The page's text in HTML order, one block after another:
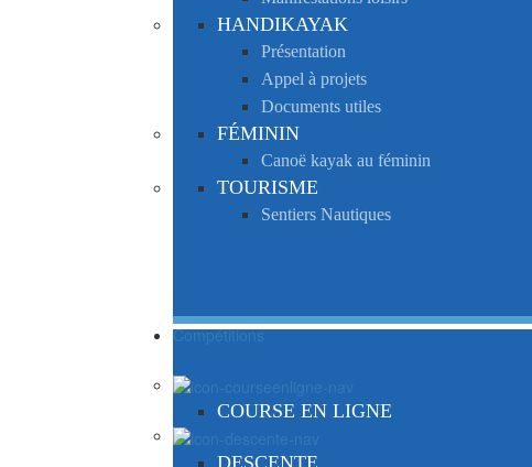
HANDIKAYAK
Présentation
Appel à projets
Documents utiles
FÉMININ
Canoë kayak au féminin
TOURISME
Sentiers Nautiques
Compétitions
COURSE EN LIGNE
DESCENTE